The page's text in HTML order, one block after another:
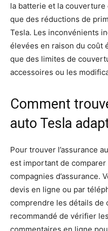
la batterie et la
que des réductions de
Tesla. Les inconvénients
élevées en raison du coût
que des limites de
accessoires ou les
Comment
auto Tesla
Pour trouver l’assurance
est important de
compagnies d’assurance.
devis en ligne ou par
comprendre les détails de
recommandé de vérifier